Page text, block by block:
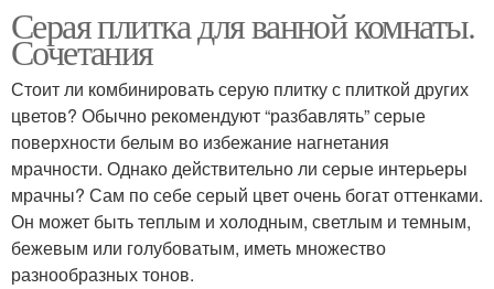
Серая плитка для ванной комнаты.
Сочетания
Стоит ли комбинировать серую плитку с плиткой других
цветов? Обычно рекомендуют “разбавлять” серые
поверхности белым во избежание нагнетания
мрачности. Однако действительно ли серые интерьеры
мрачны? Сам по себе серый цвет очень богат оттенками.
Он может быть теплым и холодным, светлым и темным,
бежевым или голубоватым, иметь множество
разнообразных тонов.